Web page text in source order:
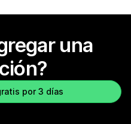
una
por 3 días